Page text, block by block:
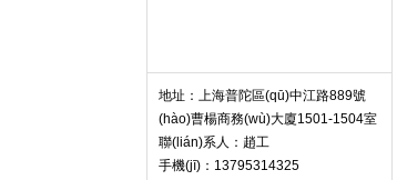
地址：上海普陀區(qū)中江路889號
(hào)曹楊商務(wù)大廈1501-1504室
聯(lián)系人：趙工
手機(jī)：13795314325